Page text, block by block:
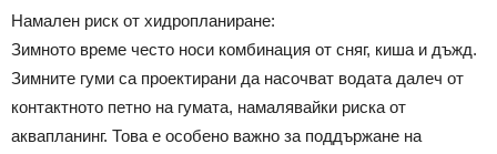
Намален риск от хидропланиране:
Зимното време често носи комбинация от сняг, киша и дъжд.
Зимните гуми са проектирани да насочват водата далеч от
контактното петно на гумата, намалявайки риска от
аквапланинг. Това е особено важно за поддържане на